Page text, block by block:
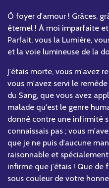
Ô foyer d'amour ! Grâces,
éternel ! À moi imparfaite
Parfait, vous la Lumière,
et la voie lumineuse de la
J'étais morte, vous m'avez
vous m'avez servi le
du Sang, que vous avez
malade qu'est le genre
donné contre une infirmité
connaissais pas ; vous
que je ne puis d'aucune
raisonnable et
infirme que j'étais ! Que de
sous couleur de votre